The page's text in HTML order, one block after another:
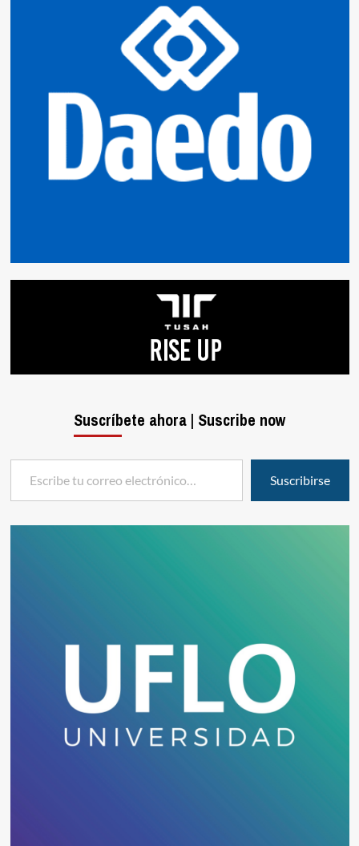
Suscríbete ahora | Suscribe now
Escribe tu correo electrónico…
Suscribirse